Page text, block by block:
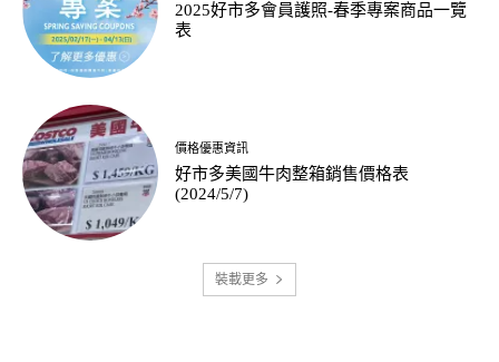
2025好市多會員護照-春季專案商品一覽
表
價格優惠資訊
好市多美國牛肉整箱銷售價格表
(2024/5/7)
裝載更多